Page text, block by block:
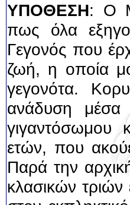
ΥΠΟΘΕΣΗ: Ο
πως όλα
Γεγονός που
ζωή, η οποία
γεγονότα.
ανάδυση μέσα
γιγαντόσωμου
ετών, που
Παρά την
κλασικών